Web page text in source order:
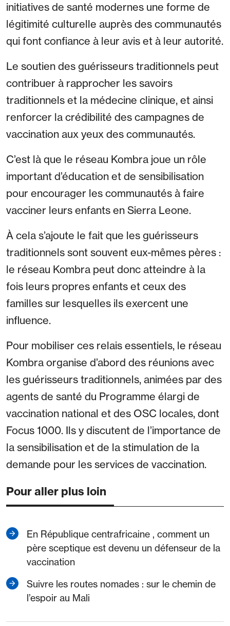
initiatives de santé modernes une forme de
légitimité culturelle auprès des communautés
qui font confiance à leur avis et à leur autorité.
Le soutien des guérisseurs traditionnels peut
contribuer à rapprocher les savoirs
traditionnels et la médecine clinique, et ainsi
renforcer la crédibilité des campagnes de
vaccination aux yeux des communautés.
C’est là que le réseau Kombra joue un rôle
important d’éducation et de sensibilisation
pour encourager les communautés à faire
vacciner leurs enfants en Sierra Leone.
À cela s’ajoute le fait que les guérisseurs
traditionnels sont souvent eux-mêmes pères :
le réseau Kombra peut donc atteindre à la
fois leurs propres enfants et ceux des
familles sur lesquelles ils exercent une
influence.
Pour mobiliser ces relais essentiels, le réseau
Kombra organise d’abord des réunions avec
les guérisseurs traditionnels, animées par des
agents de santé du Programme élargi de
vaccination national et des OSC locales, dont
Focus 1000. Ils y discutent de l’importance de
la sensibilisation et de la stimulation de la
demande pour les services de vaccination.
Pour aller plus loin
En République centrafricaine , comment un
père sceptique est devenu un défenseur de la
vaccination
Suivre les routes nomades : sur le chemin de
l’espoir au Mali